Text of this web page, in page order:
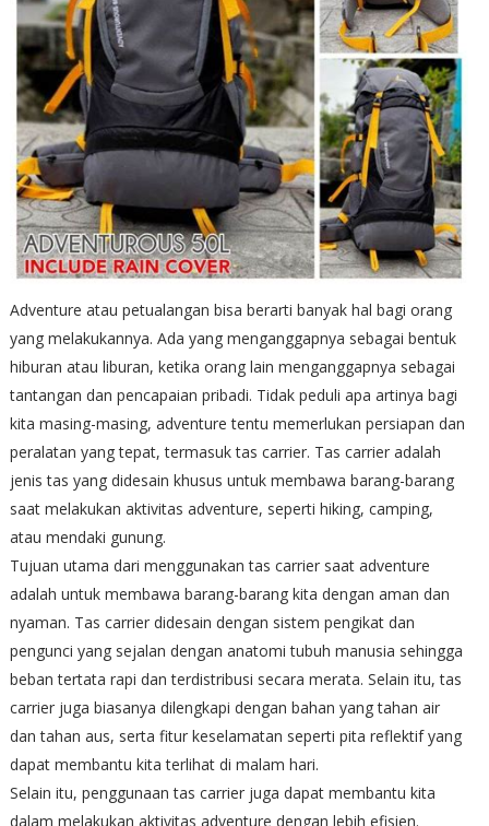
Adventure atau petualangan bisa berarti banyak hal bagi orang
yang melakukannya. Ada yang menganggapnya sebagai bentuk
hiburan atau liburan, ketika orang lain menganggapnya sebagai
tantangan dan pencapaian pribadi. Tidak peduli apa artinya bagi
kita masing-masing, adventure tentu memerlukan persiapan dan
peralatan yang tepat, termasuk tas carrier. Tas carrier adalah
jenis tas yang didesain khusus untuk membawa barang-barang
saat melakukan aktivitas adventure, seperti hiking, camping,
atau mendaki gunung.
Tujuan utama dari menggunakan tas carrier saat adventure
adalah untuk membawa barang-barang kita dengan aman dan
nyaman. Tas carrier didesain dengan sistem pengikat dan
pengunci yang sejalan dengan anatomi tubuh manusia sehingga
beban tertata rapi dan terdistribusi secara merata. Selain itu, tas
carrier juga biasanya dilengkapi dengan bahan yang tahan air
dan tahan aus, serta fitur keselamatan seperti pita reflektif yang
dapat membantu kita terlihat di malam hari.
Selain itu, penggunaan tas carrier juga dapat membantu kita
dalam melakukan aktivitas adventure dengan lebih efisien.